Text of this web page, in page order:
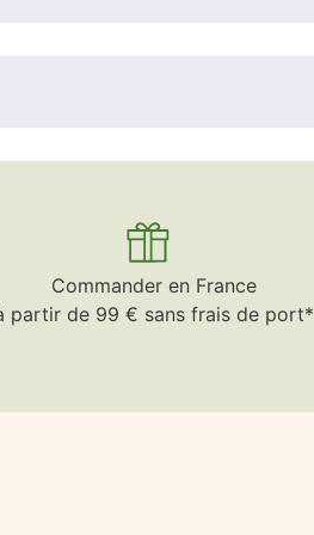
Commander en France
partir de 99 € sans frais de port*